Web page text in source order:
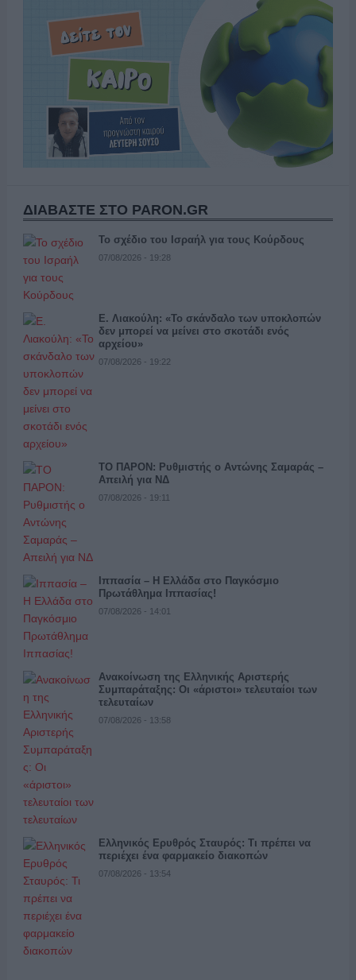
ΔΙΑΒΑΣΤΕ ΣΤΟ PARON.GR
Το σχέδιο του Ισραήλ για τους Κούρδους
07/08/2026 - 19:28
Ε. Λιακούλη: «Το σκάνδαλο των υποκλοπών
δεν μπορεί να μείνει στο σκοτάδι ενός
αρχείου»
07/08/2026 - 19:22
ΤΟ ΠΑΡΟΝ: Ρυθμιστής ο Αντώνης Σαμαράς –
Απειλή για ΝΔ
07/08/2026 - 19:11
Ιππασία – Η Ελλάδα στο Παγκόσμιο
Πρωτάθλημα Ιππασίας!
07/08/2026 - 14:01
Ανακοίνωση της Ελληνικής Αριστερής
Συμπαράταξης: Οι «άριστοι» τελευταίοι των
τελευταίων
07/08/2026 - 13:58
Ελληνικός Ερυθρός Σταυρός: Τι πρέπει να
περιέχει ένα φαρμακείο διακοπών
07/08/2026 - 13:54